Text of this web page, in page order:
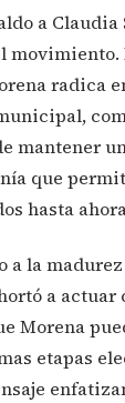
a
movimiento.
radica
mantener
que
hasta
a la
a actuar
Morena
etapas